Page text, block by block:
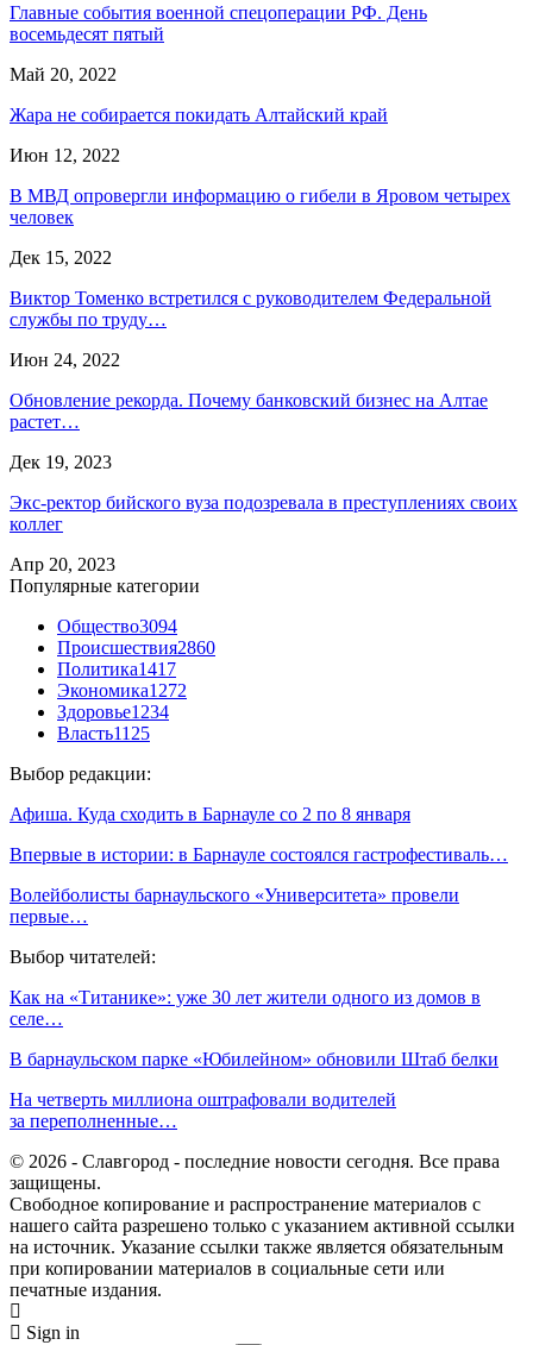
Главные события военной спецоперации РФ. День
восемьдесят пятый
Май 20, 2022
Жара не собирается покидать Алтайский край
Июн 12, 2022
В МВД опровергли информацию о гибели в Яровом четырех
человек
Дек 15, 2022
Виктор Томенко встретился с руководителем Федеральной
службы по труду…
Июн 24, 2022
Обновление рекорда. Почему банковский бизнес на Алтае
растет…
Дек 19, 2023
Экс-ректор бийского вуза подозревала в преступлениях своих
коллег
Апр 20, 2023
Популярные категории
Общество3094
Происшествия2860
Политика1417
Экономика1272
Здоровье1234
Власть1125
Выбор редакции:
Афиша. Куда сходить в Барнауле со 2 по 8 января
Впервые в истории: в Барнауле состоялся гастрофестиваль…
Волейболисты барнаульского «Университета» провели
первые…
Выбор читателей:
Как на «Титанике»: уже 30 лет жители одного из домов в
селе…
В барнаульском парке «Юбилейном» обновили Штаб белки
На четверть миллиона оштрафовали водителей
за переполненные…
© 2026 - Славгород - последние новости сегодня. Все права
защищены.
Свободное копирование и распространение материалов с
нашего сайта разрешено только с указанием активной ссылки
на источник. Указание ссылки также является обязательным
при копировании материалов в социальные сети или
печатные издания.
Sign in